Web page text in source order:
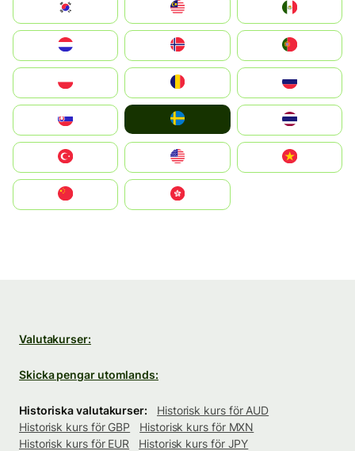
South Korea
United States
中國香港特別行政區
Valutakurser:
Skicka pengar utomlands:
Historiska valutakurser:
Historisk kurs för AUD
Historisk kurs för GBP
Historisk kurs för MXN
Historisk kurs för EUR
Historisk kurs för JPY